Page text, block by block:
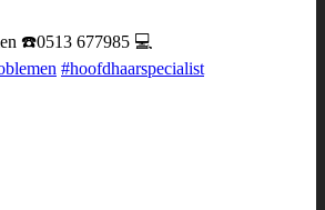
☎️0513 677985 💻
#hoofdhaarspecialist